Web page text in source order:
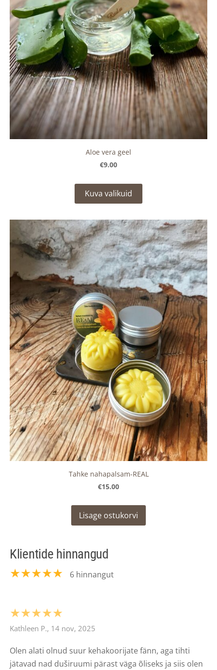
Aloe vera geel
€9.00
Kuva valikuid
Tahke nahapalsam-REAL
€15.00
Lisage ostukorvi
Klientide hinnangud
★★★★★ 6 hinnangut
★★★★★
Kathleen P., 14 nov, 2025
Olen alati olnud suur kehakoorijate fänn, aga tihti
jätavad nad duširuumi pärast väga õliseks ja siis olen